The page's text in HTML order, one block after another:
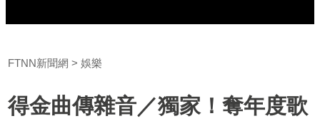
FTNN新聞網 娛樂
得金曲傳雜音／獨家！奪年度歌